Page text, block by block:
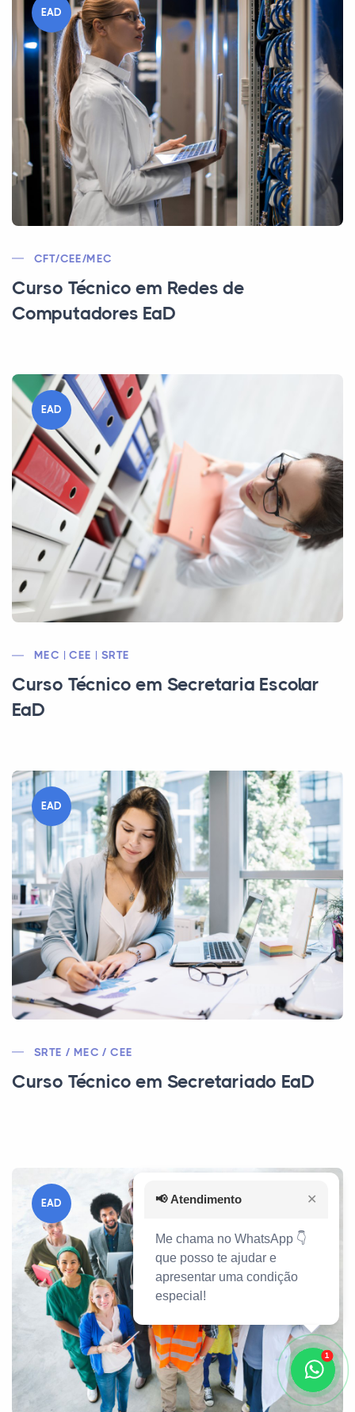
EAD
CFT/CEE/MEC
Curso Técnico em Redes de
Computadores EaD
EAD
MEC | CEE | SRTE
Curso Técnico em Secretaria Escolar
EaD
EAD
SRTE / MEC / CEE
Curso Técnico em Secretariado EaD
EAD
1
📢 Atendimento ✕
Me chama no WhatsApp 👇
que posso te ajudar e
apresentar uma condição
especial!